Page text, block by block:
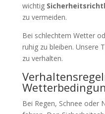
wichtig
zu vermeiden.
Bei schlechtem Wetter
ruhig zu bleiben. Unsere
zu verhalten.
Bei Regen, Schnee oder